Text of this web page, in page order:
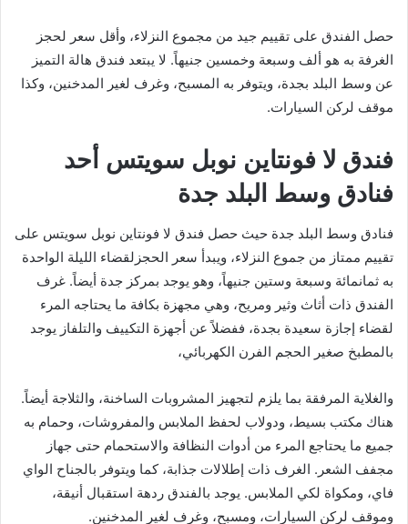
حصل الفندق على تقييم جيد من مجموع النزلاء، وأقل سعر لحجز
الغرفة به هو ألف وسبعة وخمسين جنيهاً. لا يبتعد فندق هالة التميز
عن وسط البلد بجدة، ويتوفر به المسبح، وغرف لغير المدخنين، وكذا
موقف لركن السيارات.
فندق لا فونتاين نوبل سويتس أحد
فنادق وسط البلد جدة
فنادق وسط البلد جدة حيث حصل فندق لا فونتاين نوبل سويتس على
تقييم ممتاز من جموع النزلاء، ويبدأ سعر الحجزلقضاء الليلة الواحدة
به ثمانمائة وسبعة وستين جنيهاً، وهو يوجد بمركز جدة أيضاً. غرف
الفندق ذات أثاث وثير ومريح، وهي مجهزة بكافة ما يحتاجه المرء
لقضاء إجازة سعيدة بجدة، ففضلاً عن أجهزة التكييف والتلفاز يوجد
بالمطبخ صغير الحجم الفرن الكهربائي،
والغلاية المرفقة بما يلزم لتجهيز المشروبات الساخنة، والثلاجة أيضاً.
هناك مكتب بسيط، ودولاب لحفظ الملابس والمفروشات، وحمام به
جميع ما يحتاجع المرء من أدوات النظافة والاستحمام حتى جهاز
مجفف الشعر. الغرف ذات إطلالات جذابة، كما ويتوفر بالجناح الواي
فاي، ومكواة لكي الملابس. يوجد بالفندق ردهة استقبال أنيقة،
وموقف لركن السيارات، ومسبح، وغرف لغير المدخنين.